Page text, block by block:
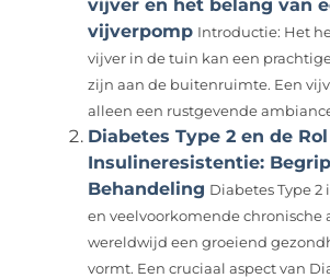
vijver en het belang van
vijverpomp Introductie: Het
vijver in de tuin kan een
zijn aan de buitenruimte. Een
alleen een rustgevende
Diabetes Type 2 en de
Insulineresistentie:
Behandeling Diabetes Type 2
en veelvoorkomende chronische
wereldwijd een groeiend
vormt. Een cruciaal aspect van